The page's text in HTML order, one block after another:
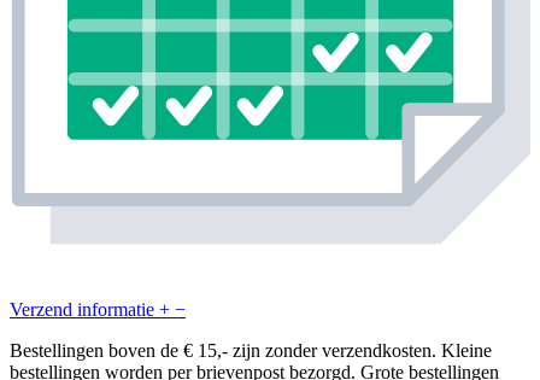
Verzend informatie + −
Bestellingen boven de € 15,- zijn zonder verzendkosten. Kleine
bestellingen worden per brievenpost bezorgd. Grote bestellingen